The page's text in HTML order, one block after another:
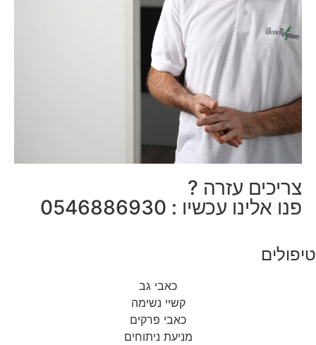
צריכים עזרה ?
פנו אלינו עכשיו : 0546886930
טיפולים
כאבי גב
קשיי נשימה
כאבי פרקים
מניעת ניתוחים